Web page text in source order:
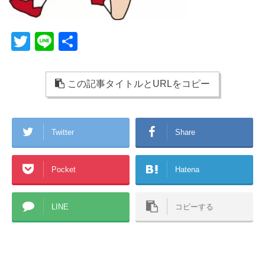
T
er
Li
e この記事タイトルとURLをコピー
Twitter Share
Pocket Hatena
LINE コピーする